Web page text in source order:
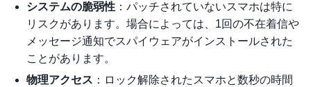
システムの脆弱性 ：パッチされていないスマホは特に
リスクがあります。場合によっては、1回の不在着信や
メッセージ通知でスパイウェアがインストールされた
ことがあります。
物理アクセス ：ロック解除されたスマホと数秒の時間